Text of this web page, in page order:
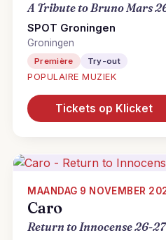
A Tribute to Bruno Mars
SPOT Groningen
Groningen
Première Try-out
POPULAIRE MUZIEK
Tickets op Klicket
MAANDAG 9 NOVEMBER
Caro
Return to Innocense 26-27